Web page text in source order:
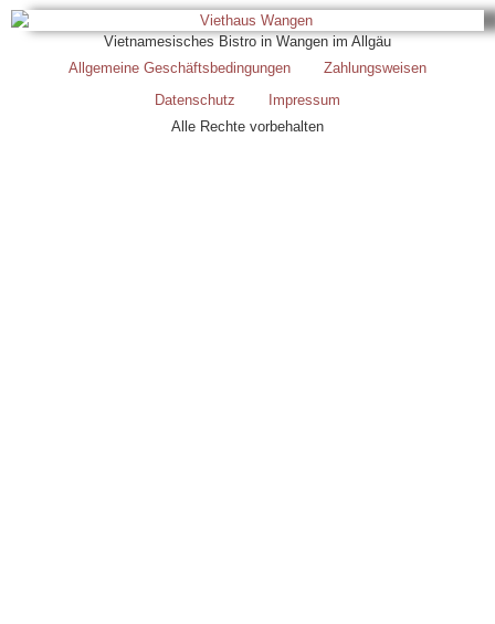
Vietnamesisches Bistro in Wangen im Allgäu
Allgemeine Geschäftsbedingungen
Zahlungsweisen
Datenschutz
Impressum
Alle Rechte vorbehalten